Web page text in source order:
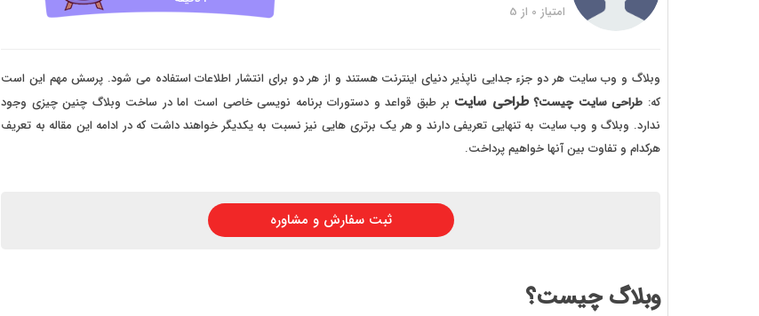
خرید سایت با امکانات دیوار
خرید سایت نوبت دهی پزشکان
امتیاز 0 از 5
وبلاگ و وب سایت هر دو جزء جدایی ناپذیر دنیای اینترنت هستند و از هر دو برای انتشار اطلاعات استفاده می شود. پرسش مهم این است
که: طراحیسایت چیست؟ طراحی سایت بر طبق قواعد و دستورات برنامه نویسی خاصی است اما در ساخت وبلاگ چنین چیزی وجود
ندارد. وبلاگ و وب سایت به تنهایی تعریفی دارند و هر یک برتری هایی نیز نسبت به یکدیگر خواهند داشت که در ادامه این مقاله به تعریف
هرکدام و تفاوت بین آنها خواهیم پرداخت.
ثبت سفارش و مشاوره
وبلاگ چیست؟